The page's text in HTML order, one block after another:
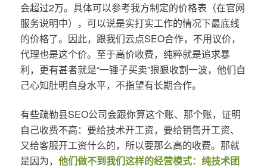
会超过2万。具体可以参考我方制定的价格表（在官网
服务说明中），可以说是实打实工作的情况下最底线
的价格了。因此，跟我们云点SEO合作，不用议价，
代理也是这个价。至于高价收费，纯粹就是追求暴
利，更有甚者就是“一锤子买卖”狠狠收割一波，他们自
己心知肚明自身水平，不指望有长期合作。
有些疏勒县SEO公司会跟你算这个账、那个账，证明
自己收费不高：要给技术开工资，要给销售开工资、
又给客服开工资什么的，所以要那么高的收费。那就
是因为， 他们做不到我们这样的经营模式：纯技术团